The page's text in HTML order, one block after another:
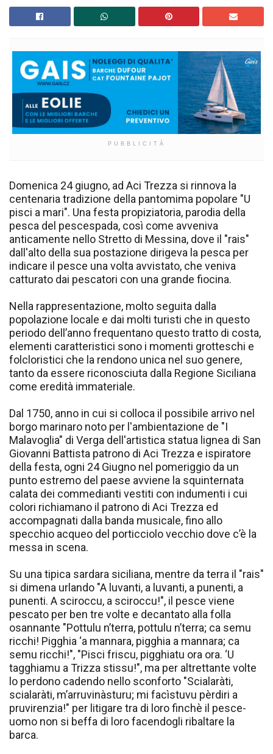
PUBBLICITÀ
Domenica 24 giugno, ad Aci Trezza si rinnova la
centenaria tradizione della pantomima popolare "U
pisci a mari". Una festa propiziatoria, parodia della
pesca del pescespada, così come avveniva
anticamente nello Stretto di Messina, dove il "rais"
dall'alto della sua postazione dirigeva la pesca per
indicare il pesce una volta avvistato, che veniva
catturato dai pescatori con una grande fiocina.
Nella rappresentazione, molto seguita dalla
popolazione locale e dai molti turisti che in questo
periodo dell’anno frequentano questo tratto di costa,
elementi caratteristici sono i momenti grotteschi e
folcloristici che la rendono unica nel suo genere,
tanto da essere riconosciuta dalla Regione Siciliana
come eredità immateriale.
Dal 1750, anno in cui si colloca il possibile arrivo nel
borgo marinaro noto per l'ambientazione de "I
Malavoglia" di Verga dell'artistica statua lignea di San
Giovanni Battista patrono di Aci Trezza e ispiratore
della festa, ogni 24 Giugno nel pomeriggio da un
punto estremo del paese avviene la squinternata
calata dei commedianti vestiti con indumenti i cui
colori richiamano il patrono di Aci Trezza ed
accompagnati dalla banda musicale, fino allo
specchio acqueo del porticciolo vecchio dove c’è la
messa in scena.
Su una tipica sardara siciliana, mentre da terra il "rais"
si dimena urlando "A luvanti, a luvanti, a punenti, a
punenti. A sciroccu, a sciroccu!", il pesce viene
pescato per ben tre volte e decantato alla folla
osannante "Pottulu n’terra, pottulu n’terra; ca semu
ricchi! Pigghia ‘a mannara, pigghia a mannara; ca
semu ricchi!", "Pisci friscu, pigghiatu ora ora. ‘U
tagghiamu a Trizza stissu!", ma per altrettante volte
lo perdono cadendo nello sconforto "Scialaràti,
scialaràti, m’arruvinàsturu; mi facìstuvu pèrdiri a
pruvirenzia!" per litigare tra di loro finchè il pesce-
uomo non si beffa di loro facendogli ribaltare la
barca.